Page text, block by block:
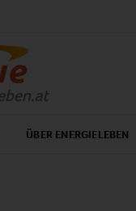
ÜBER ENERGIELEBEN